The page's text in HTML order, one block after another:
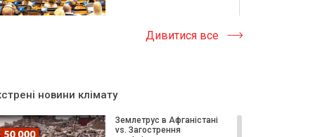
Захистити Україну —
означає захистити
про солідарність з
Україною...
Дивитися все
новини клімату
Землетрус в Афганістані
vs. Загострення